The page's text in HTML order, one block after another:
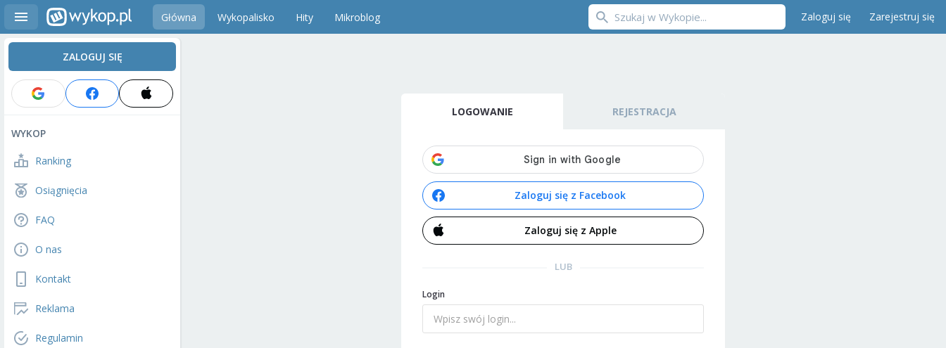
Główna Wykopalisko Hity Mikroblog Zaloguj się Zarejestruj się
ZALOGUJ SIĘ
WYKOP
Ranking
Osiągnięcia
FAQ
O nas
Kontakt
Reklama
Regulamin
LOGOWANIE REJESTRACJA
Zaloguj się z Facebook
Zaloguj się z Apple
LUB
Login